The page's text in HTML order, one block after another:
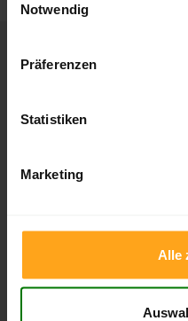
Notwendig
Präferenzen
Statistiken
Marketing
Alle
Höchst- und
Pelletspreise für lose
Sackware in Gössenheim
Lose